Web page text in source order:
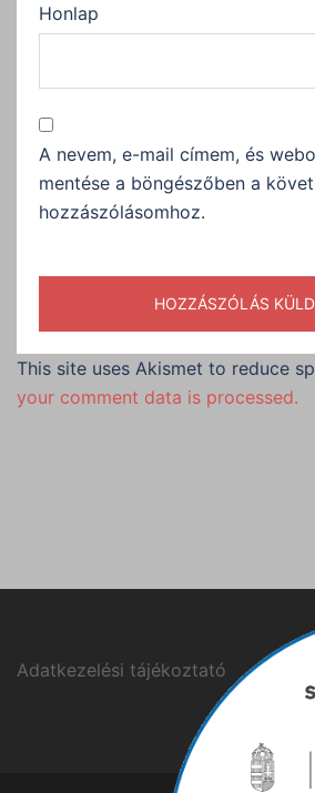
Honlap
A nevem, e-mail címem, és
mentése a böngészőben a
hozzászólásomhoz.
This site uses Akismet to reduce
your comment data is processed.
Adatkezelési tájékoztató